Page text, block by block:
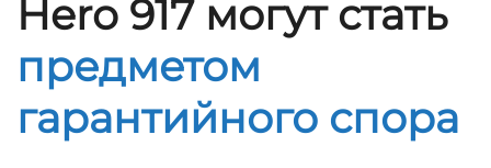
Hero 917 могут стать
предметом
гарантийного спора